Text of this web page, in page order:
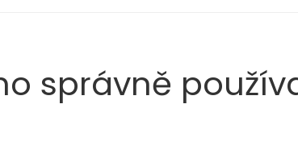
správně